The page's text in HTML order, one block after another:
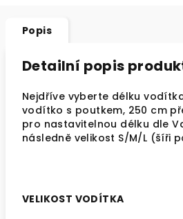
Popis
Detailní popis
Nejdříve vyberte délku
vodítko s poutkem, 250 cm
pro nastavitelnou délku dle
následně velikost S/M/L (šíři
VELIKOST VODÍTKA